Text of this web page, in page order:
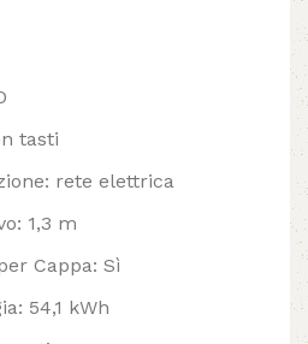
tasti
rete elettrica
1,3 m
Cappa: Sì
54,1 kWh